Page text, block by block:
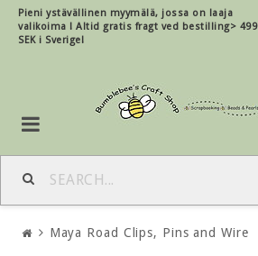
Pieni ystävällinen myymälä, jossa on laaja
valikoima ! Altid gratis fragt ved bestilling> 499
SEK i Sverige!
Maya Road Clips, Pins and Wire